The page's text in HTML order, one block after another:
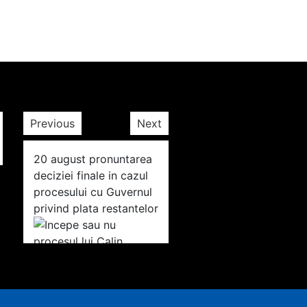
Previous Next